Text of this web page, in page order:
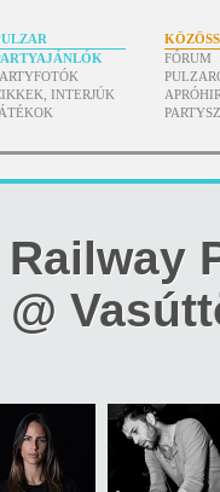
INTERJÚK
FÓRUM
@